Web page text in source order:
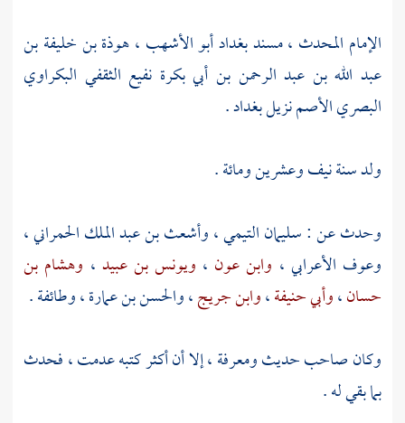
الإمام المحدث ، مسندبغدادأبو الأشهب ، هوذة بن خليفة بن
عبد الله بن عبد الرحمن بن أبي بكرة نفيع الثقفي البكراوي
البصري الأصم نزيلبغداد.
ولد سنة نيف وعشرين ومائة .
وحدث عن :سليمان التيمي،وأشعث بن عبد الملك الحمراني،
وعوف الأعرابي ، وابن عون ، ويونس بن عبيد ، وهشام بن
حسان،وأبي حنيفة،وابن جريج،والحسن بن عمارة، وطائفة .
وكان صاحب حديث ومعرفة ، إلا أن أكثر كتبه عدمت ، فحدث
بما بقي له .